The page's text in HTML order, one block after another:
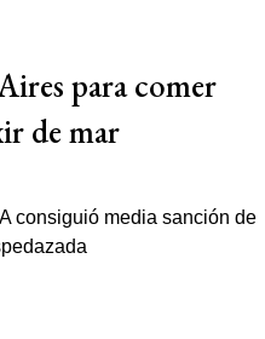
para comer
de mar